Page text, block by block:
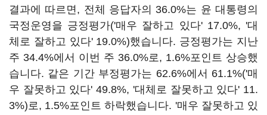
결과에 따르면, 전체 응답자의 36.0%는 윤 대통령의
국정운영을 긍정평가('매우 잘하고 있다' 17.0%, '대
체로 잘하고 있다' 19.0%)했습니다. 긍정평가는 지난
주 34.4%에서 이번 주 36.0%로, 1.6%포인트 상승했
습니다. 같은 기간 부정평가는 62.6%에서 61.1%('매
우 잘못하고 있다' 49.8%, '대체로 잘못하고 있다' 11.
3%)로, 1.5%포인트 하락했습니다. '매우 잘못하고 있